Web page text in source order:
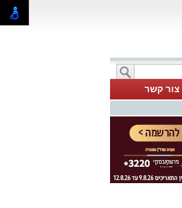
צור קשר